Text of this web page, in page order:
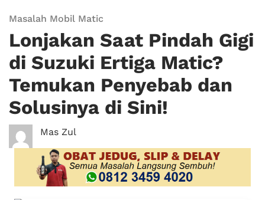
Masalah Mobil Matic
Lonjakan Saat Pindah Gigi
di Suzuki Ertiga Matic?
Temukan Penyebab dan
Solusinya di Sini!
Mas Zul